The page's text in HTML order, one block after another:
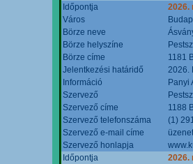
Időpontja
2026.
Város
Börze neve
Börze helyszíne
Börze címe
1181
Jelentkezési határidő
2026.
Információ
Panyi
Szervező
Szervező címe
1188
Szervező telefonszáma
(1)
Szervező e-mail címe
Szervező honlapja
Időpontja
2026.